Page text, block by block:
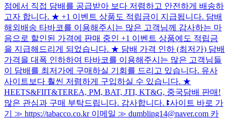
점에서 직접 담배를 공급받아 보다 저렴하고 안전하게 배송하
고자 합니다. ★ +1 이벤트 상품도 적립금이 지급됩니다. 담배
해외배송 타바코를 이용해주시는 많은 고객님께 감사하는 마
음으로 할인된 가격에 판매 중인 +1 이벤트 상품에도 적립금
을 지급해드리게 되었습니다. ★ 담배 가격 인하 (최저가) 담배
가격을 대폭 인하하여 타바코를 이용해주시는 많은 고객님들
이 담배를 최저가에 구매하실 기회를 드리고 있습니다. 유사
사이트보다 훨씬 저렴하게 구입하실 수 있습니다. ★
HEETS&FIIT&TEREA, PM, BAT, JTI, KT&G, 중국담배 판매!
많은 관심과 구매 부탁드립니다. 감사합니다. ꔪ사이트 바로 가
기 ≫ https://tabacco.co.kr 이메일 ≫ dumbling14@naver.com 카